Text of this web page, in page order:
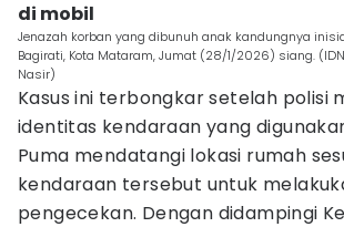
di mobil
Jenazah korban yang dibunuh anak kandungnya
Bagirati, Kota Mataram, Jumat (28/1/2026) siang.
Nasir)
Kasus ini terbongkar setelah polisi
identitas kendaraan yang
Puma mendatangi lokasi rumah
kendaraan tersebut untuk
pengecekan. Dengan didampingi